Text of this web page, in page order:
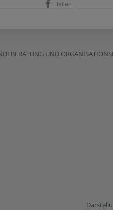
teilen
UND